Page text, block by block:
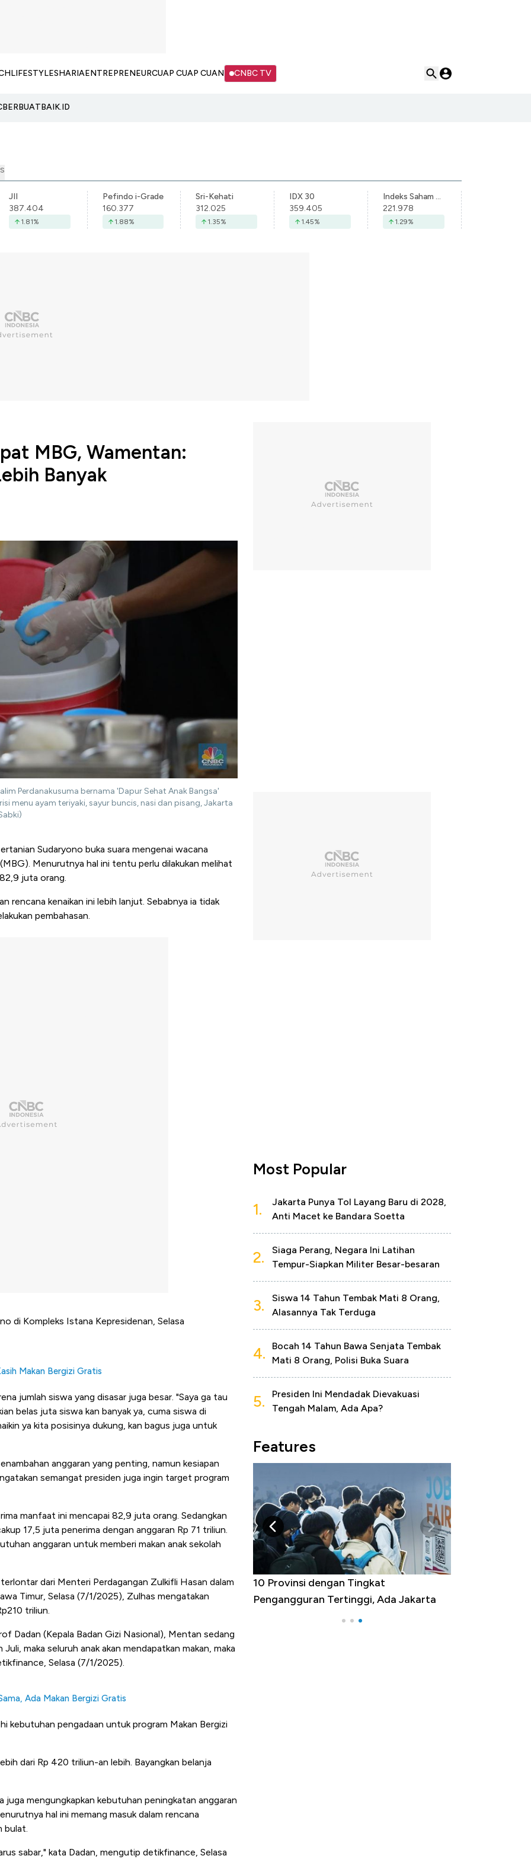
LIFESTYLESHARIAENTREPRENEURCUAP CUAP CUAN CNBC TV
BERBUATBAIK.ID
JII
387.404
1.81%
Pefindo i-Grade
160.377
1.88%
Sri-Kehati
312.025
1.35%
IDX 30
359.405
1.45%
Indeks Saham Syariah Indonesia
221.978
1.29%
MBG, Wamentan:
Banyak
Perdanakusuma bernama 'Dapur Sehat Anak Bangsa'
menu ayam teriyaki, sayur buncis, nasi dan pisang, Jakarta
Sudaryono buka suara mengenai wacana
Menurutnya hal ini tentu perlu dilakukan melihat
juta orang.
rencana kenaikan ini lebih lanjut. Sebabnya ia tidak
pembahasan.
di Kompleks Istana Kepresidenan, Selasa
Makan Bergizi Gratis
jumlah siswa yang disasar juga besar. "Saya ga tau
belas juta siswa kan banyak ya, cuma siswa di
ya kita posisinya dukung, kan bagus juga untuk
anggaran yang penting, namun kesiapan
semangat presiden juga ingin target program
manfaat ini mencapai 82,9 juta orang. Sedangkan
17,5 juta penerima dengan anggaran Rp 71 triliun.
anggaran untuk memberi makan anak sekolah
dari Menteri Perdagangan Zulkifli Hasan dalam
Timur, Selasa (7/1/2025), Zulhas mengatakan
triliun.
Dadan (Kepala Badan Gizi Nasional), Mentan sedang
maka seluruh anak akan mendapatkan makan, maka
Selasa (7/1/2025).
Ada Makan Bergizi Gratis
kebutuhan pengadaan untuk program Makan Bergizi
dari Rp 420 triliun-an lebih. Bayangkan belanja
juga mengungkapkan kebutuhan peningkatan anggaran
hal ini memang masuk dalam rencana
bulat.
sabar," kata Dadan, mengutip detikfinance, Selasa
Most Popular
1.
Jakarta Punya Tol Layang Baru di 2028,
Anti Macet ke Bandara Soetta
2.
Siaga Perang, Negara Ini Latihan
Tempur-Siapkan Militer Besar-besaran
3.
Siswa 14 Tahun Tembak Mati 8 Orang,
Alasannya Tak Terduga
4.
Bocah 14 Tahun Bawa Senjata Tembak
Mati 8 Orang, Polisi Buka Suara
5.
Presiden Ini Mendadak Dievakuasi
Tengah Malam, Ada Apa?
Features
Adu Panas Kinerja Emiten Minyak RI,
Mana yang Cuannya Paling Menyala?
10 Provinsi dengan Tingkat
Pengangguran Tertinggi, Ada Jakarta